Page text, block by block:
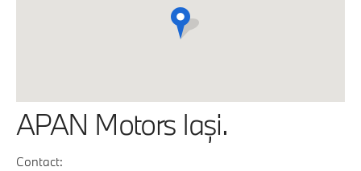
APAN Motors Iaşi.
Contact: